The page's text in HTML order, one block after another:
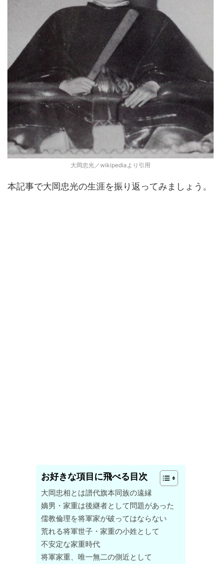
大岡忠光／wikipediaより引用
本記事で大岡忠光の生涯を振り返ってみましょう。
お好きな項目に飛べる目次
大岡忠相とは譜代旗本同族の遠縁
嫡男・家重は後継者として問題があった
儒教倫理を将軍家が破ってはならない
荒れる将軍世子・家重の小姓として
不安定な家重時代
将軍家重、唯一無二の側近として